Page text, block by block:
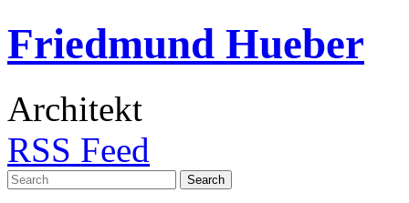
Friedmund Hueber
Architekt
RSS Feed
Search
for: